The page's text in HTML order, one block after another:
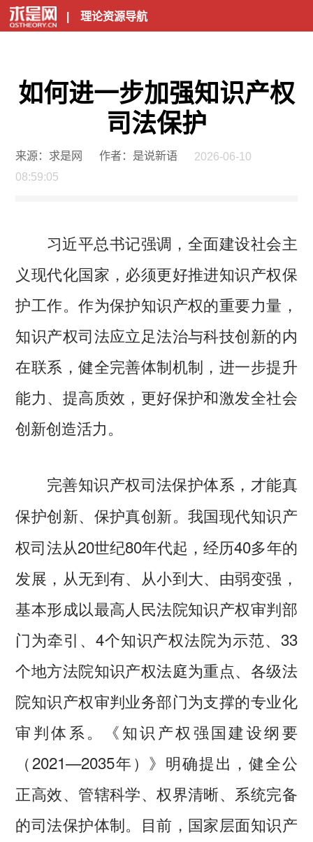
| 理论资源导航
如何进一步加强知识产权
司法保护
来源：求是网 作者：是说新语
2026-06-10
08:59:05
习近平总书记强调，全面建设社会主
义现代化国家，必须更好推进知识产权保
护工作。作为保护知识产权的重要力量，
知识产权司法应立足法治与科技创新的内
在联系，健全完善体制机制，进一步提升
能力、提高质效，更好保护和激发全社会
创新创造活力。
完善知识产权司法保护体系，才能真
保护创新、保护真创新。我国现代知识产
权司法从20世纪80年代起，经历40多年的
发展，从无到有、从小到大、由弱变强，
基本形成以最高人民法院知识产权审判部
门为牵引、4个知识产权法院为示范、33
个地方法院知识产权法庭为重点、各级法
院知识产权审判业务部门为支撑的专业化
审判体系。《知识产权强国建设纲要
（2021—2035年）》明确提出，健全公
正高效、管辖科学、权界清晰、系统完备
的司法保护体制。目前，国家层面知识产